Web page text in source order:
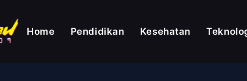
Home Pendidikan Kesehatan